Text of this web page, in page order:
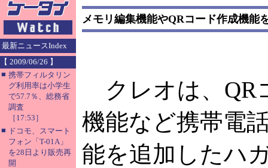
最新ニュースIndex
【 2009/06/26 】
■ 携帯フィルタリン
グ利用率は小学生
で57.7％、総務省
調査
［17:53］
■ ドコモ、スマート
フォン「T-01A」
を28日より販売再
開
メモリ編集機能やQRコード作成機能
クレオは、QR
機能など携帯電
能を追加したハ